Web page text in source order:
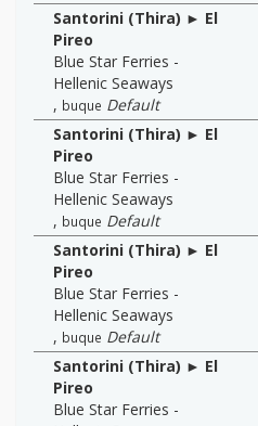
Santorini (Thira) ► El
Pireo
Blue Star Ferries -
Hellenic Seaways
, buque Default
Santorini (Thira) ► El
Pireo
Blue Star Ferries -
Hellenic Seaways
, buque Default
Santorini (Thira) ► El
Pireo
Blue Star Ferries -
Hellenic Seaways
, buque Default
Santorini (Thira) ► El
Pireo
Blue Star Ferries -